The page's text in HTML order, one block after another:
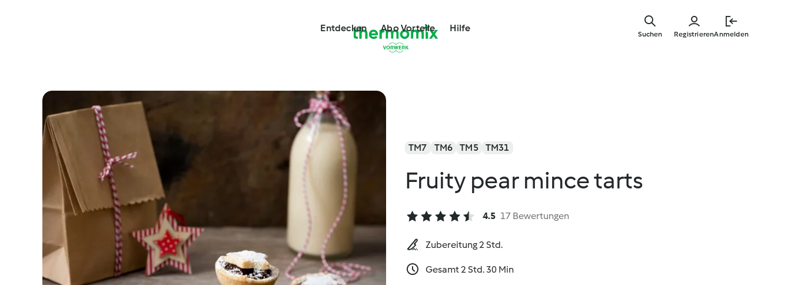
Entdecken Abo Vorteile Hilfe
RegistrierenAnmelden
Suchen
TM7 TM6 TM5 TM31
Fruity pear mince tarts
4.5 17 Bewertungen
Zubereitung 2 Std.
Gesamt 2 Std. 30 Min